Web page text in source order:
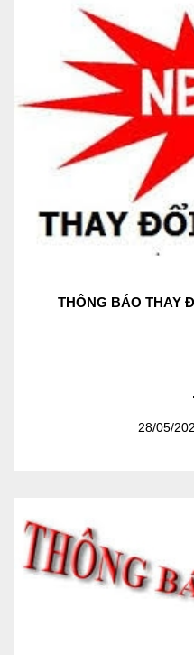
THÔNG BÁO THAY
28/05/